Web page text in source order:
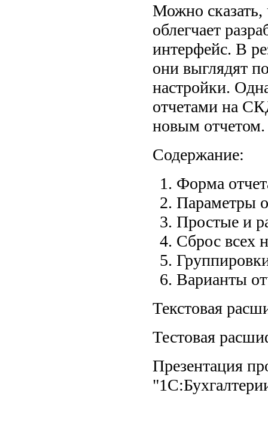
Можно сказать,
облегчает
интерфейс. В
они выглядят
настройки.
отчетами на
новым отчетом.
Содержание:
Форма
Параметры
Простые и
Сброс всех
Варианты
Текстовая
Тестовая
Презентация